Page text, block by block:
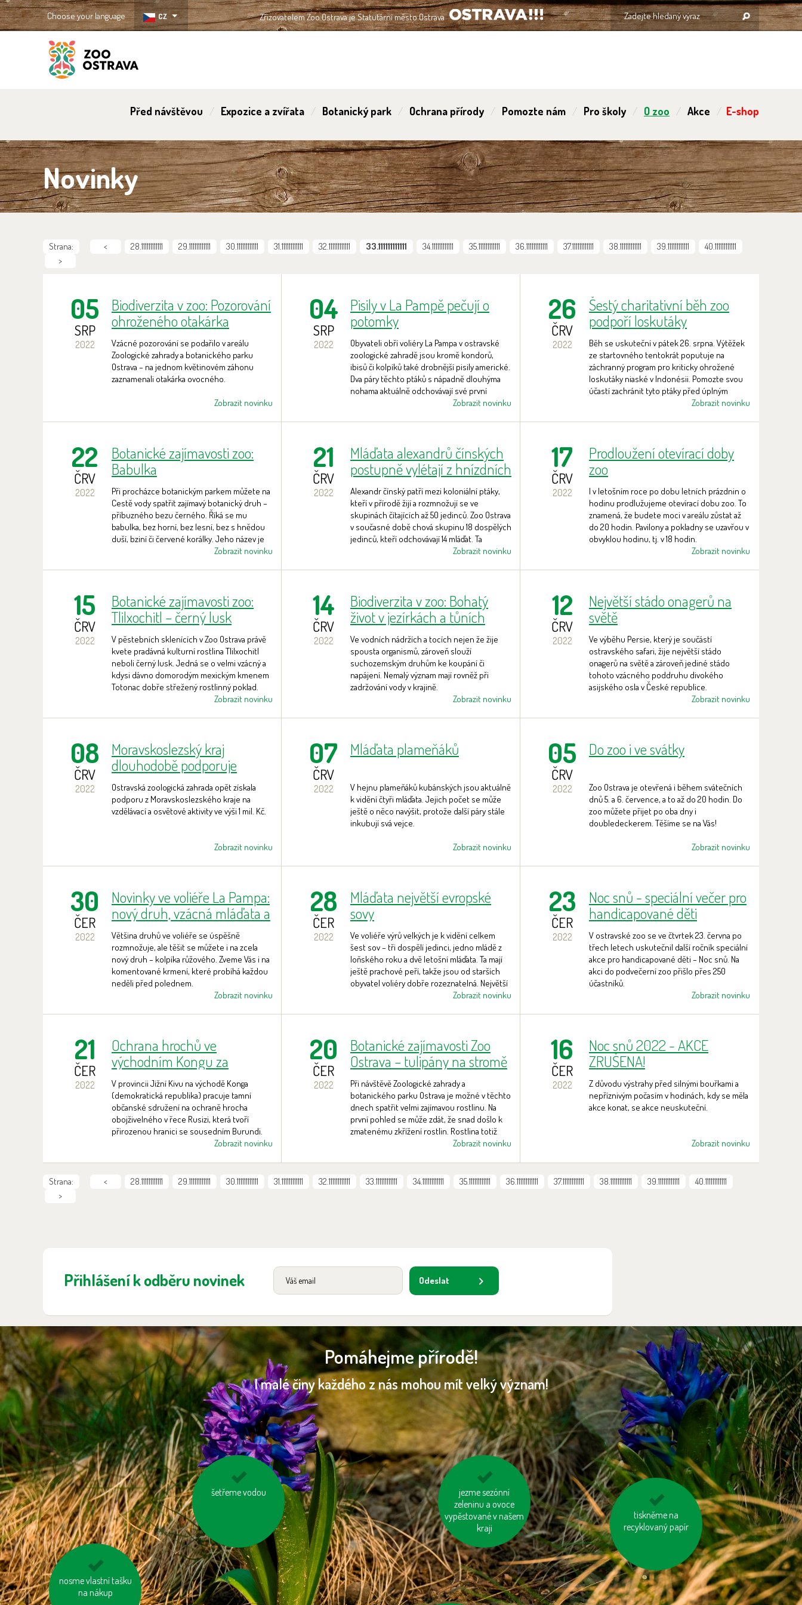
Zřizovatelem Zoo Ostrava je Statutární město Ostrava
OSTRAVA!!!
Choose your language CZ
Před návštěvou Expozice a zvířata Botanický park Ochrana přírody Pomozte nám Pro školy O zoo Akce E-shop
Novinky
Strana: < 28.111111111111 29.111111111111 30.111111111111 31.111111111111 32.111111111111 33.111111111111 34.111111111111 35.111111111111 36.111111111111 37.111111111111 38.111111111111 39.111111111111
40.111111111111
>
05
SRP
2022
Biodiverzita v zoo: Pozorování
ohroženého otakárka
ovocného
Vzácné pozorování se podařilo v areálu
Zoologické zahrady a botanického parku
Ostrava – na jednom květinovém záhonu
zaznamenali otakárka ovocného.
Zobrazit novinku
04
SRP
2022
Pisily v La Pampě pečují o
potomky
Obyvateli obří voliéry La Pampa v ostravské
zoologické zahradě jsou kromě kondorů,
ibisů či kolpíků také drobnější pisily americké.
Dva páry těchto ptáků s nápadně dlouhýma
nohama aktuálně odchovávají své první
Zobrazit novinku
26
ČRV
2022
Šestý charitativní běh zoo
podpoří loskutáky
Běh se uskuteční v pátek 26. srpna. Výtěžek
ze startovného tentokrát poputuje na
záchranný program pro kriticky ohrožené
loskutáky niaské v Indonésii. Pomozte svou
účastí zachránit tyto ptáky před úplným
Zobrazit novinku
22
ČRV
2022
Botanické zajímavosti zoo:
Babulka
Při procházce botanickým parkem můžete na
Cestě vody spatřit zajímavý botanický druh –
příbuzného bezu černého. Říká se mu
babulka, bez horní, bez lesní, bez s hnědou
duší, bziní či červené korálky. Jeho název je
Zobrazit novinku
21
ČRV
2022
Mláďata alexandrů čínských
postupně vylétají z hnízdních
budek
Alexandr čínský patří mezi koloniální ptáky,
kteří v přírodě žijí a rozmnožují se ve
skupinách čítajících až 50 jedinců. Zoo Ostrava
v současné době chová skupinu 18 dospělých
jedinců, kteří odchovávají 14 mláďat. Ta
postupně začínají opouštět hnízdní budky.
Zobrazit novinku
17
ČRV
2022
Prodloužení otevírací doby
zoo
I v letošním roce po dobu letních prázdnin o
hodinu prodlužujeme otevírací dobu zoo. To
znamená, že budete moci v areálu zůstat až
do 20 hodin. Pavilony a pokladny se uzavřou v
obvyklou hodinu, tj. v 18 hodin.
Zobrazit novinku
15
ČRV
2022
Botanické zajímavosti zoo:
Tlilxochitl – černý lusk
V pěstebních sklenících v Zoo Ostrava právě
kvete pradávná kulturní rostlina Tlilxochitl
neboli černý lusk. Jedná se o velmi vzácný a
kdysi dávno domorodým mexickým kmenem
Totonac dobře střežený rostlinný poklad.
Rostlina je hlavně známá jako vanilka –Zobrazit novinku
14
ČRV
2022
Biodiverzita v zoo: Bohatý
život v jezírkách a tůních
Ve vodních nádržích a tocích nejen že žije
spousta organismů, zároveň slouží
suchozemským druhům ke koupání či
napájení. Nemalý význam mají rovněž při
zadržování vody v krajině.
Zobrazit novinku
12
ČRV
2022
Největší stádo onagerů na
světě
Ve výběhu Persie, který je součástí
ostravského safari, žije největší stádo
onagerů na světě a zároveň jediné stádo
tohoto vzácného poddruhu divokého
asijského osla v České republice.
Zobrazit novinku
08
ČRV
2022
Moravskoslezský kraj
dlouhodobě podporuje
vzdělávání v zoo
Ostravská zoologická zahrada opět získala
podporu z Moravskoslezského kraje na
vzdělávací a osvětové aktivity ve výši 1 mil. Kč.
Zobrazit novinku
07
ČRV
2022
Mláďata plameňáků
V hejnu plameňáků kubánských jsou aktuálně
k vidění čtyři mláďata. Jejich počet se může
ještě o něco navýšit, protože další páry stále
inkubují svá vejce.
Zobrazit novinku
05
ČRV
2022
Do zoo i ve svátky
Zoo Ostrava je otevřená i během svátečních
dnů 5. a 6. července, a to až do 20 hodin. Do
zoo můžete přijet po oba dny i
doubledeckerem. Těšíme se na Vás!
Zobrazit novinku
30
ČER
2022
Novinky ve voliéře La Pampa:
nový druh, vzácná mláďata a
komentované krmení
Většina druhů ve voliéře se úspěšně
rozmnožuje, ale těšit se můžete i na zcela
nový druh – kolpíka růžového. Zveme Vás i na
komentované krmení, které probíhá každou
neděli před polednem.
Zobrazit novinku
28
ČER
2022
Mláďata největší evropské
sovy
Ve voliéře výrů velkých je k vidění celkem
šest sov – tři dospělí jedinci, jedno mládě z
loňského roku a dvě letošní mláďata. Ta mají
ještě prachové peří, takže jsou od starších
obyvatel voliéry dobře rozeznatelná. Největší
sova Evropy a jedna z největších sov světa se
Zobrazit novinku
23
ČER
2022
Noc snů - speciální večer pro
handicapované děti
V ostravské zoo se ve čtvrtek 23. června po
třech letech uskutečnil další ročník speciální
akce pro handicapované děti – Noc snů. Na
akci do podvečerní zoo přišlo přes 250
účastníků.
Zobrazit novinku
21
ČER
2022
Ochrana hrochů ve
východním Kongu za
pozornosti ostravské zoo
V provincii Jižní Kivu na východě Konga
(demokratická republika) pracuje tamní
občanské sdružení na ochraně hrocha
obojživelného v řece Rusizi, která tvoří
přirozenou hranici se sousedním Burundi.
Zoo Ostrava je hlavní oficiální partner
(Hippo Specialist Group IUCN SSC), a má tak
přístup k exkluzivním informacím o této
Zobrazit novinku
20
ČER
2022
Botanické zajímavosti Zoo
Ostrava – tulipány na stromě
Při návštěvě Zoologické zahrady a
botanického parku Ostrava je možné v těchto
dnech spatřit velmi zajímavou rostlinu. Na
první pohled se může zdát, že snad došlo k
zmatenému zkřížení rostlin. Rostlina totiž
vypadá jako kříženec stromu a tulipánu.
Zobrazit novinku
16
ČER
2022
Noc snů 2022 - AKCE
ZRUŠENA!
Z důvodu výstrahy před silnými bouřkami a
nepříznivým počasím v hodinách, kdy se měla
akce konat, se akce neuskuteční.
Zobrazit novinku
Strana: < 28.111111111111 29.111111111111 30.111111111111 31.111111111111 32.111111111111 33.111111111111 34.111111111111 35.111111111111 36.111111111111 37.111111111111 38.111111111111 39.111111111111
40.111111111111
>
Přihlášení k odběru novinek Odeslat
Pomáhejme přírodě!
I malé činy každého z nás mohou mít velký význam!
nosme vlastní tašku
na nákup
na krátké vzdálenosti
choďme pěšky
šetřeme vodou
nesviťme zbytečně
jezme sezónní
zeleninu a ovoce
vypěstované v našem
kraji
používejme prací a
čisticí prostředky
šetrné k přírodě
tiskněme na
recyklovaný papír
biologicky rozložitelný
odpad kompostujme